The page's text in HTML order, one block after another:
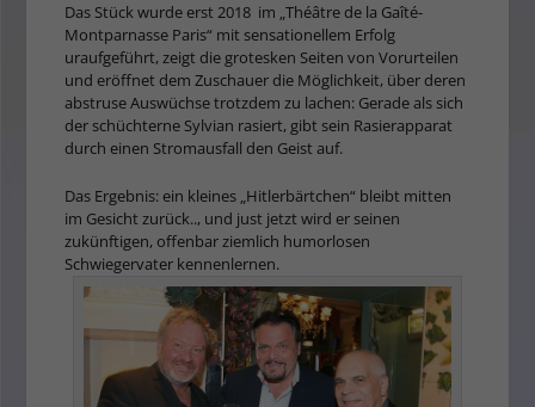
Das Stück wurde erst 2018 im „Théâtre de la Gaîté-
Montparnasse Paris“ mit sensationellem Erfolg
uraufgeführt, zeigt die grotesken Seiten von Vorurteilen
und eröffnet dem Zuschauer die Möglichkeit, über deren
abstruse Auswüchse trotzdem zu lachen: Gerade als sich
der schüchterne Sylvian rasiert, gibt sein Rasierapparat
durch einen Stromausfall den Geist auf.
Das Ergebnis: ein kleines „Hitlerbärtchen“ bleibt mitten
im Gesicht zurück.., und just jetzt wird er seinen
zukünftigen, offenbar ziemlich humorlosen
Schwiegervater kennenlernen.